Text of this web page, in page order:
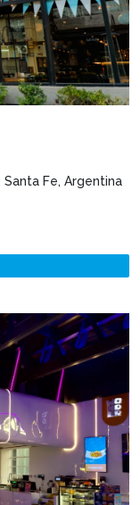
Santa Fe, Argentina